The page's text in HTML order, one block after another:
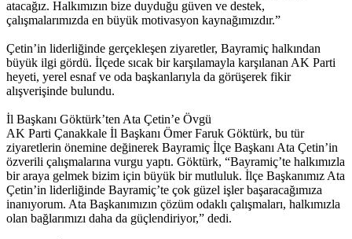
atacağız. Halkımızın bize duyduğu güven ve destek,
çalışmalarımızda en büyük motivasyon kaynağımızdır.”
Çetin’in liderliğinde gerçekleşen ziyaretler, Bayramiç halkından
büyük ilgi gördü. İlçede sıcak bir karşılamayla karşılanan AK Parti
heyeti, yerel esnaf ve oda başkanlarıyla da görüşerek fikir
alışverişinde bulundu.
İl Başkanı Göktürk’ten Ata Çetin’e Övgü
AK Parti Çanakkale İl Başkanı Ömer Faruk Göktürk, bu tür
ziyaretlerin önemine değinerek Bayramiç İlçe Başkanı Ata Çetin’in
özverili çalışmalarına vurgu yaptı. Göktürk, “Bayramiç’te halkımızla
bir araya gelmek bizim için büyük bir mutluluk. İlçe Başkanımız Ata
Çetin’in liderliğinde Bayramiç’te çok güzel işler başaracağımıza
inanıyorum. Ata Başkanımızın çözüm odaklı çalışmaları, halkımızla
olan bağlarımızı daha da güçlendiriyor,” dedi.